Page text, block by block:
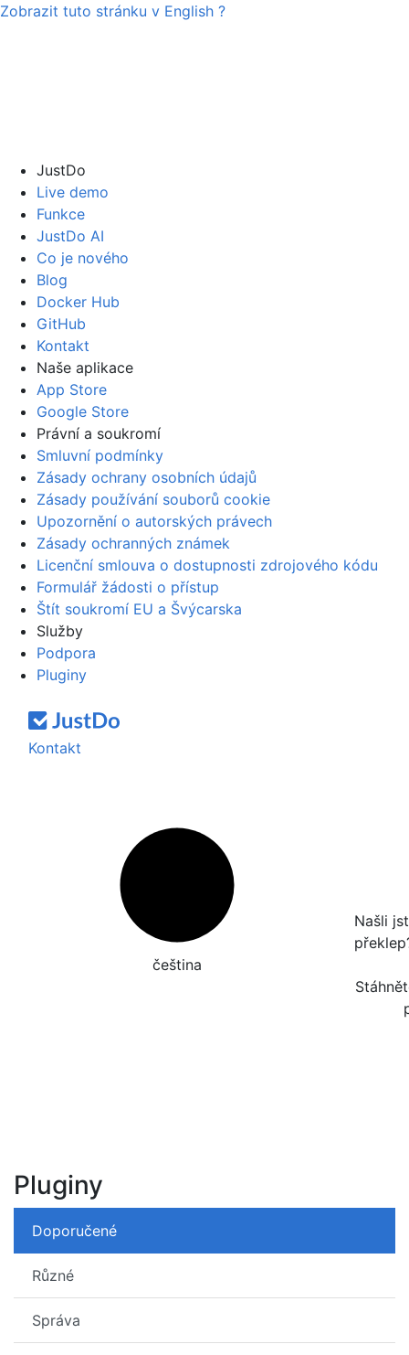
Zobrazit tuto stránku v English ?
JustDo
Live demo
Funkce
JustDo AI
Co je nového
Blog
Docker Hub
GitHub
Kontakt
Naše aplikace
App Store
Google Store
Právní a soukromí
Smluvní podmínky
Zásady ochrany osobních údajů
Zásady používání souborů cookie
Upozornění o autorských právech
Zásady ochranných známek
Licenční smlouva o dostupnosti zdrojového kódu
Formulář žádosti o přístup
Štít soukromí EU a Švýcarska
Služby
Podpora
Pluginy
Kontakt
čeština‎
Našli
Pluginy
Doporučené
Různé
Správa